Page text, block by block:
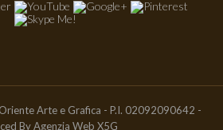
Arte e Grafica - P.I. 02092090642 -
ByAgenzia Web X5G